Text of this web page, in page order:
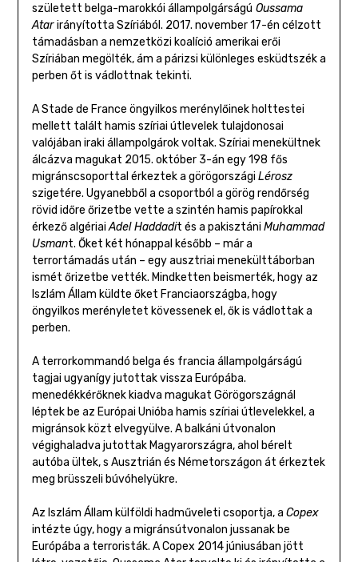
született belga-marokkói állampolgárságú Oussama
Atarirányította Szíriából. 2017. november 17-én célzott
támadásban a nemzetközi koalíció amerikai erői
Szíriában megölték, ám a párizsi különleges esküdtszék a
perben őt is vádlottnak tekinti.
A Stade de France öngyilkos merénylőinek holttestei
mellett talált hamis szíriai útlevelek tulajdonosai
valójában iraki állampolgárok voltak. Szíriai menekültnek
álcázva magukat 2015. október 3-án egy 198 fős
migránscsoporttal érkeztek a görögországi Lérosz
szigetére. Ugyanebből a csoportból a görög rendőrség
rövid időre őrizetbe vette a szintén hamis papírokkal
érkező algériaiAdel Haddadit és a pakisztáni Muhammad
Usmant. Őket két hónappal később – már a
terrortámadás után – egy ausztriai menekülttáborban
ismét őrizetbe vették. Mindketten beismerték, hogy az
Iszlám Állam küldte őket Franciaországba, hogy
öngyilkos merényletet kövessenek el, ők is vádlottak a
perben.
A terrorkommandó belga és francia állampolgárságú
tagjai ugyanígy jutottak vissza Európába.
menedékkérőknek kiadva magukat Görögországnál
léptek be az Európai Unióba hamis szíriai útlevelekkel, a
migránsok közt elvegyülve. A balkáni útvonalon
végighaladva jutottak Magyarországra, ahol bérelt
autóba ültek, s Ausztrián és Németországon át érkeztek
meg brüsszeli búvóhelyükre.
Az Iszlám Állam külföldi hadműveleti csoportja, a Copex
intézte úgy, hogy a migránsútvonalon jussanak be
Európába a terroristák. A Copex 2014 júniusában jött